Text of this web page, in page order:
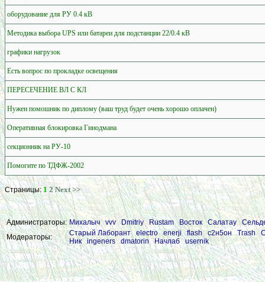
оборудование для РУ 0.4 кВ
Методика выбора UPS или батареи для подстанции 22/0.4 кВ
графики нагрузок
Есть вопрос по прокладке освещения
ПЕРЕСЕЧЕНИЕ ВЛ С КЛ
Нужен помошник по диплому (ваш труд будет очень хорошо оплачен)
Оперативная блокировка Гинодмана
секционник на РУ-10
Помогите по ТДФЖ-2002
Страницы: 1 2 Next >>
Администраторы: Михалыч vvv Dmitriy Rustam Восток Салатау
Модераторы:
Старый Лаборант electro enerji flash с2н5он Trash
Ник
ingeners dmatorin Начлаб usernik